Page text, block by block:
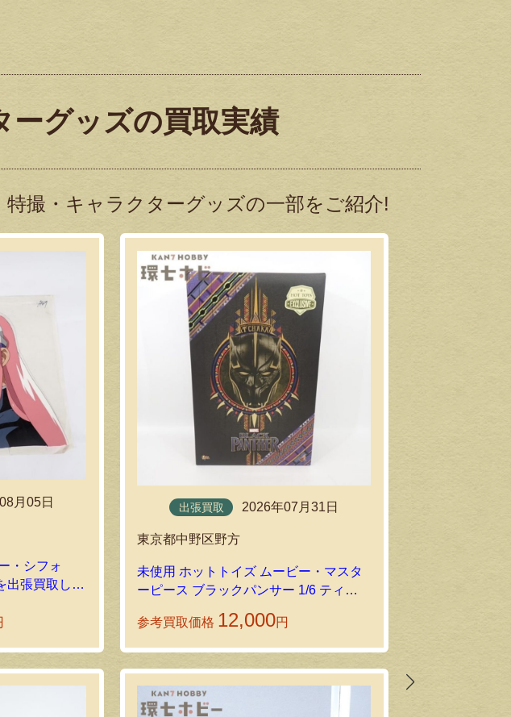
ーグッズの買取実績
撮・キャラクターグッズの一部をご紹介!
月05日
・シフォ
出張買取しま
出張買取 2026年07月31日
東京都中野区野方
未使用 ホットトイズ ムービー・マスタ
ーピース ブラックパンサー 1/6 ティ・
参考買取価格 12,000円